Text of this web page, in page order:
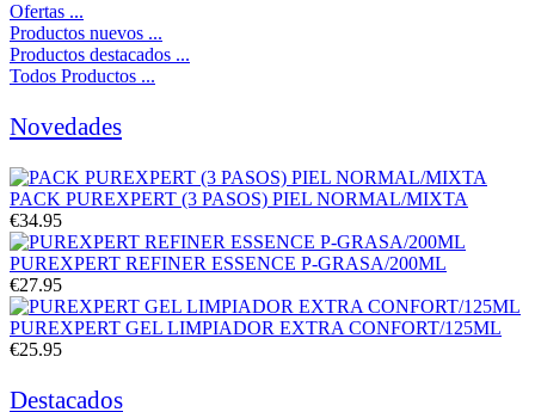
Ofertas ...
Productos nuevos ...
Productos destacados ...
Todos Productos ...
Novedades
PACK PUREXPERT (3 PASOS) PIEL NORMAL/MIXTA
€34.95
PUREXPERT REFINER ESSENCE P-GRASA/200ML
€27.95
PUREXPERT GEL LIMPIADOR EXTRA CONFORT/125ML
€25.95
Destacados